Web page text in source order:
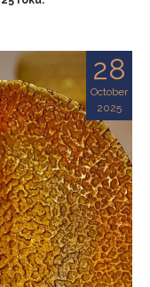
28
October
2025